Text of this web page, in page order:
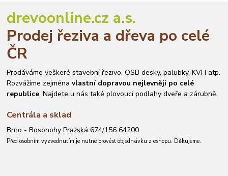
drevoonline.cz a.s.
Prodej řeziva a dřeva po celé
ČR
Prodáváme veškeré stavební řezivo, OSB desky, palubky, KVH atp.
Rozvážíme zejménavlastní dopravou nejlevněji po celé
republice. Najdete u nás také plovoucí podlahy dveře a zárubně.
Centrála a sklad
Brno - Bosonohy Pražská 674/156 64200
Před osobním vyzvednutím je nutné provést objednávku z eshopu. Děkujeme.